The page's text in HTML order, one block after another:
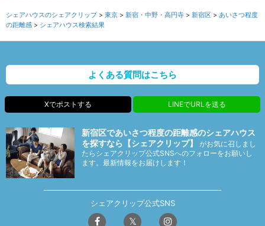
シェアハウスのシェアクリップ 東京 新宿・中野・高円寺 新宿区
あいさつ程度
の距離感
シェアハウス検索結果
よくある質問はこちら
Xでポストする LINEでURLを送る
新宿区であいさつ程度の距離感のシェアハウス
を探すなら【シェアクリップ】
がお気に召しまし
たらシェアクリップ公式SNSへのフォローをお願いし
ます。最新情報をお届けします！
シェアクリップ公式SNS